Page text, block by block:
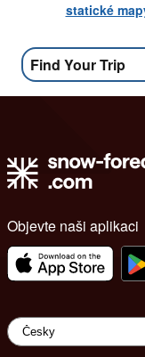
statické
Find Your Trip
Objevte naši aplikaci